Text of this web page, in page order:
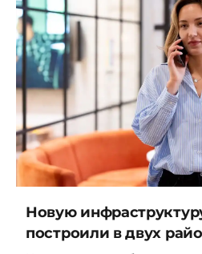
Новую
построили в двух